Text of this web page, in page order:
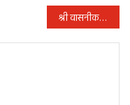
श्री वासनीकर राज्य के विभागीय जांच आयुक्त नियुक्त